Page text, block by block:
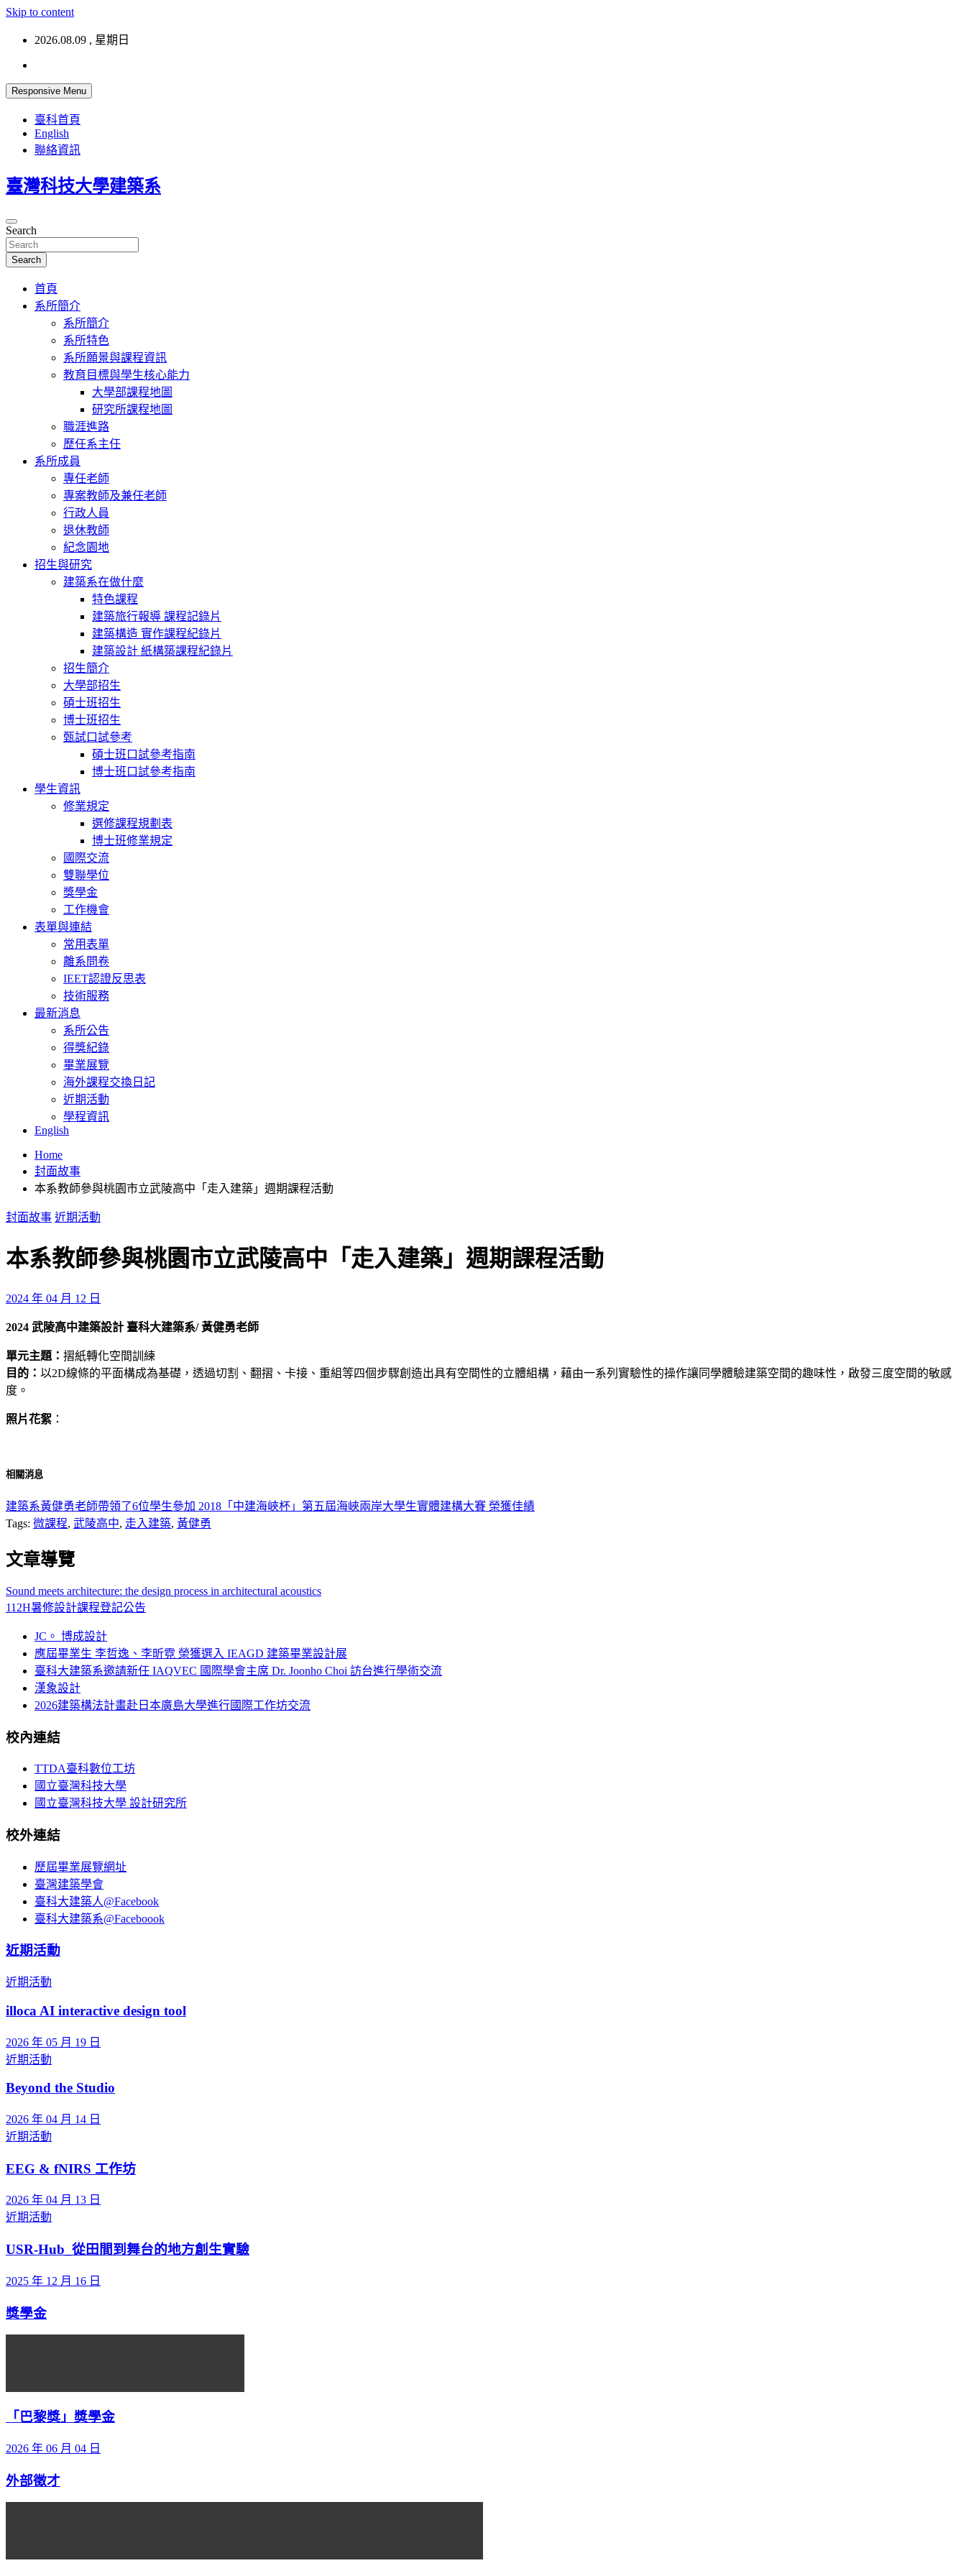
Skip to content
2026.08.09 , 星期日
Responsive Menu
臺科首頁
English
聯絡資訊
臺灣科技大學建築系
Search
Search
首頁
系所簡介
系所簡介
系所特色
系所願景與課程資訊
教育目標與學生核心能力
大學部課程地圖
研究所課程地圖
職涯進路
歷任系主任
系所成員
專任老師
專案教師及兼任老師
行政人員
退休教師
紀念園地
招生與研究
建築系在做什麼
特色課程
建築旅行報導 課程記錄片
建築構造 實作課程紀錄片
建築設計 紙構築課程紀錄片
招生簡介
大學部招生
碩士班招生
博士班招生
甄試口試參考
碩士班口試參考指南
博士班口試參考指南
學生資訊
修業規定
選修課程規劃表
博士班修業規定
國際交流
雙聯學位
獎學金
工作機會
表單與連結
常用表單
離系問卷
IEET認證反思表
技術服務
最新消息
系所公告
得獎紀錄
畢業展覽
海外課程交換日記
近期活動
學程資訊
English
Home
封面故事
本系教師參與桃園市立武陵高中「走入建築」週期課程活動
封面故事 近期活動
本系教師參與桃園市立武陵高中「走入建築」週期課程活動
2024 年 04 月 12 日
2024 武陵高中建築設計 臺科大建築系/ 黃健勇老師
單元主題： 摺紙轉化空間訓練
目的： 以2D線條的平面構成為基礎，透過切割、翻摺、卡接、重組等四個步驟創造出具有空間性的立體組構，藉由一系列實驗性的操作讓同學體驗建築空間的趣味性，啟發三度空間的敏感
度。
照片花絮 ：
相關消息
建築系黃健勇老師帶領了6位學生參加 2018「中建海峽杯」第五屆海峽兩岸大學生實體建構大賽 榮獲佳績
Tags: 微課程, 武陵高中, 走入建築, 黃健勇
文章導覽
Sound meets architecture: the design process in architectural acoustics
112H暑修設計課程登記公告
JC。 博成設計
應屆畢業生 李哲逸、李昕霓 榮獲選入 IEAGD 建築畢業設計展
臺科大建築系邀請新任 IAQVEC 國際學會主席 Dr. Joonho Choi 訪台進行學術交流
漢象設計
2026建築構法計畫赴日本廣島大學進行國際工作坊交流
校內連結
TTDA臺科數位工坊
國立臺灣科技大學
國立臺灣科技大學 設計研究所
校外連結
歷屆畢業展覽網址
臺灣建築學會
臺科大建築人@Facebook
臺科大建築系@Faceboook
近期活動
近期活動
illoca AI interactive design tool
2026 年 05 月 19 日
近期活動
Beyond the Studio
2026 年 04 月 14 日
近期活動
EEG & fNIRS 工作坊
2026 年 04 月 13 日
近期活動
USR-Hub_從田間到舞台的地方創生實驗
2025 年 12 月 16 日
獎學金
「巴黎獎」獎學金
2026 年 06 月 04 日
外部徵才